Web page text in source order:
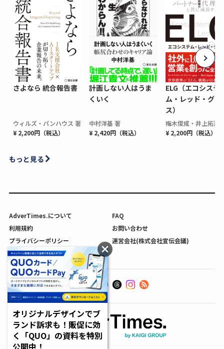
さよなら 統合報告書
ウィルズ・パンハウス 著
¥ 2,200円（税込）
計画しない人はうま
くいく
中村洋基 著
¥ 2,420円（税込）
ELG（エコシステ
ム・レッド・グロ
ス）
梅木俊成・井上拓海
¥ 2,200円（税込）
もっと見る
AdverTimes.について
FAQ
利用規約
お問い合わせ
プライバシーポリシー
運営会社(株式会社宣伝会議)
利用者情報の外部送信について
オリジナルデザインでブ
ランド訴求も！販促に効
く「QUO」の資料を特別
公開中！